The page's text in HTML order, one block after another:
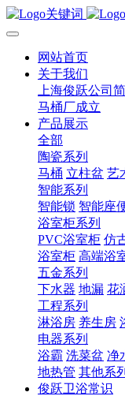
网站首页
关于我们
上海俊跃公司
马桶厂成立
产品展示
全部
陶瓷系列
马桶 立柱盆 艺
智能系列
智能锁 智能座
浴室柜系列
PVC浴室柜 仿
浴室柜 高端浴
五金系列
下水器 地漏 花
工程系列
淋浴房 养生房
电器系列
浴霸 洗菜盆 净
地热管 其他系列
俊跃卫浴常识